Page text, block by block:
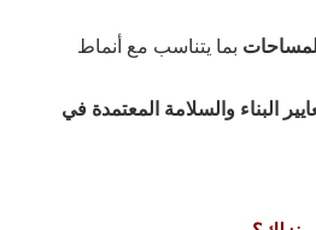
بما يتناسب مع أنماط
البناء والسلامة المعتمدة في